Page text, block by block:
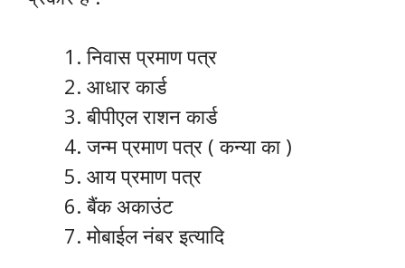
निवास प्रमाण पत्र
आधार कार्ड
बीपीएल राशन कार्ड
जन्म प्रमाण पत्र ( कन्या का )
आय प्रमाण पत्र
बैंक अकाउंट
मोबाईल नंबर इत्यादि